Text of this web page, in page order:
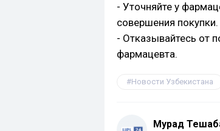
- Уточняйте у
совершения покупки.
- Отказывайтесь от
фармацевта.
Новости Узбекистана
Мурад